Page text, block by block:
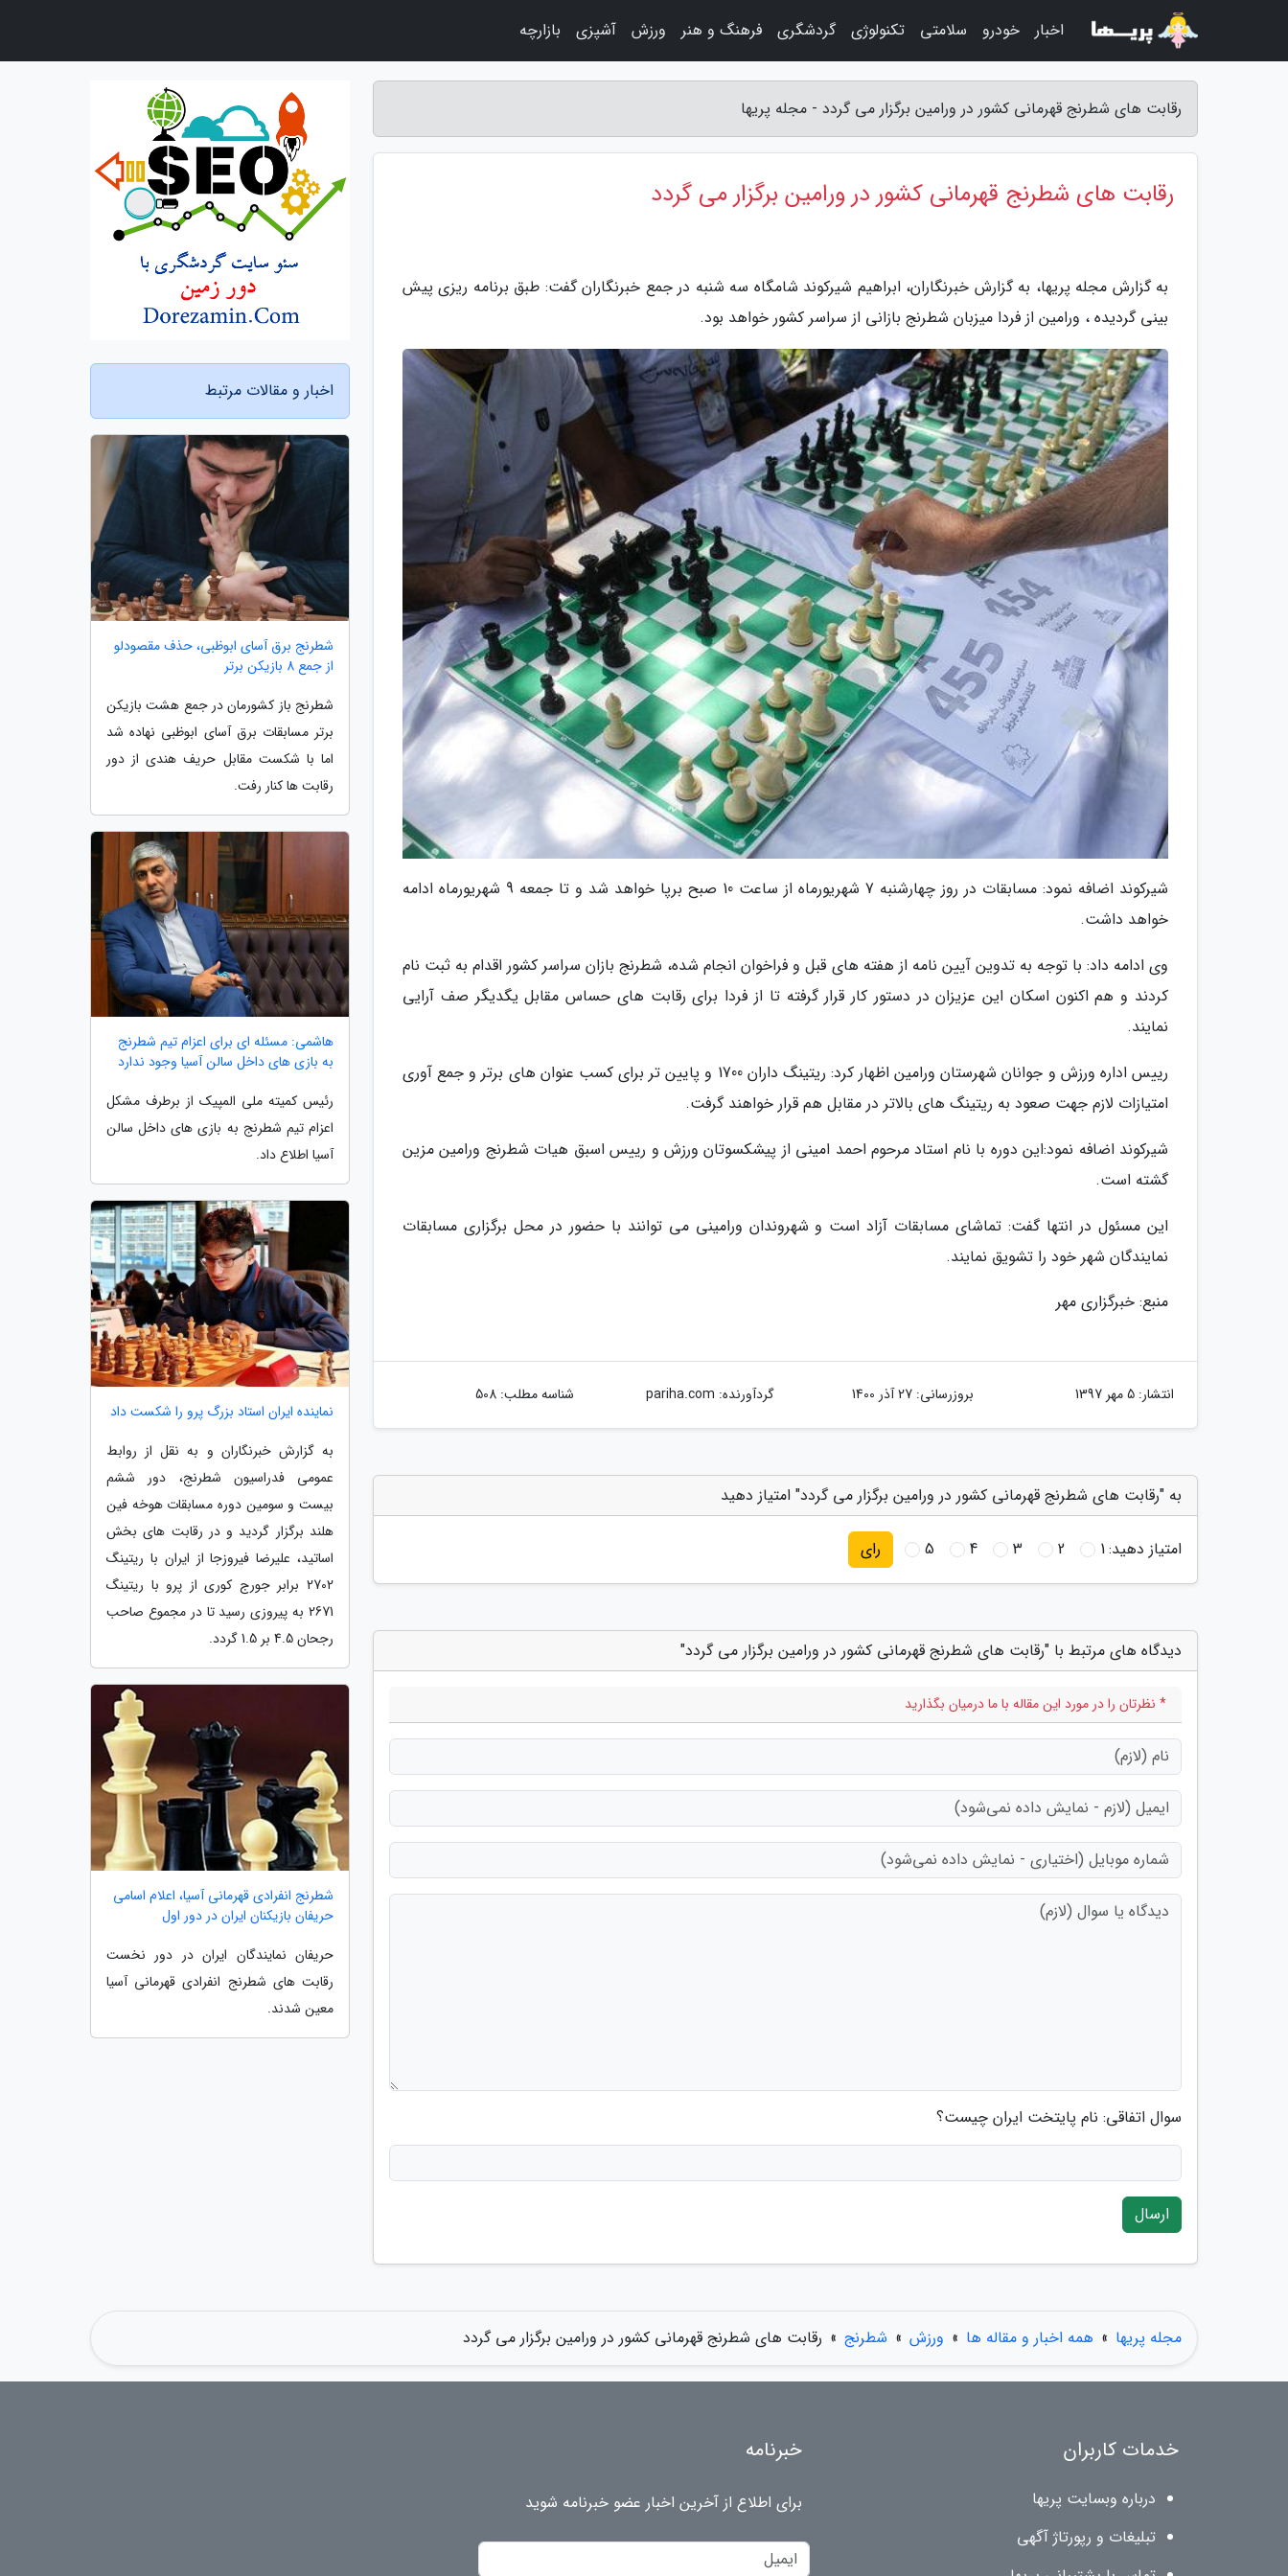
رقابت های شطرنج قهرمانی کشور در ورامین برگزار می گردد - مجله پریها
رقابت های شطرنج قهرمانی کشور در ورامین برگزار می گردد
به گزارش مجله پریها، به گزارش خبرنگاران، ابراهیم شیرکوند شامگاه سه شنبه در جمع خبرنگاران گفت: طبق برنامه ریزی پیش
بینی گردیده ، ورامین از فردا میزبان شطرنج بازانی از سراسر کشور خواهد بود.
شیرکوند اضافه نمود: مسابقات در روز چهارشنبه 7 شهریورماه از ساعت 10 صبح برپا خواهد شد و تا جمعه 9 شهریورماه ادامه
خواهد داشت.
وی ادامه داد: با توجه به تدوین آیین نامه از هفته های قبل و فراخوان انجام شده، شطرنج بازان سراسر کشور اقدام به ثبت نام
کردند و هم اکنون اسکان این عزیزان در دستور کار قرار گرفته تا از فردا برای رقابت های حساس مقابل یگدیگر صف آرایی
نمایند.
رییس اداره ورزش و جوانان شهرستان ورامین اظهار کرد: ریتینگ داران 1700 و پایین تر برای کسب عنوان های برتر و جمع آوری
امتیازات لازم جهت صعود به ریتینگ های بالاتر در مقابل هم قرار خواهند گرفت.
شیرکوند اضافه نمود:این دوره با نام استاد مرحوم احمد امینی از پیشکسوتان ورزش و رییس اسبق هیات شطرنج ورامین مزین
گشته است.
این مسئول در انتها گفت: تماشای مسابقات آزاد است و شهروندان ورامینی می توانند با حضور در محل برگزاری مسابقات
نمایندگان شهر خود را تشویق نمایند.
منبع: خبرگزاری مهر
انتشار: 5 مهر 1397 بروزرسانی: 27 آذر 1400 گردآورنده: pariha.com شناسه مطلب: 508
به "رقابت های شطرنج قهرمانی کشور در ورامین برگزار می گردد" امتیاز دهید
امتیاز دهید:1
2
3
4
5 رای
دیدگاه های مرتبط با "رقابت های شطرنج قهرمانی کشور در ورامین برگزار می گردد"
* نظرتان را در مورد این مقاله با ما درمیان بگذارید
سوال اتفاقی: نام پایتخت ایران چیست؟
ارسال
اخبار و مقالات مرتبط
شطرنج برق آسای ابوظبی، حذف مقصودلو
از جمع 8 بازیکن برتر
شطرنج باز کشورمان در جمع هشت بازیکن
برتر مسابقات برق آسای ابوظبی نهاده شد
اما با شکست مقابل حریف هندی از دور
رقابت ها کنار رفت.
هاشمی: مسئله ای برای اعزام تیم شطرنج
به بازی های داخل سالن آسیا وجود ندارد
رئیس کمیته ملی المپیک از برطرف مشکل
اعزام تیم شطرنج به بازی های داخل سالن
آسیا اطلاع داد.
نماینده ایران استاد بزرگ پرو را شکست داد
به گزارش خبرنگاران و به نقل از روابط
عمومی فدراسیون شطرنج، دور ششم
بیست و سومین دوره مسابقات هوخه فین
هلند برگزار گردید و در رقابت های بخش
اساتید، علیرضا فیروزجا از ایران با ریتینگ
2702 برابر جورج کوری از پرو با ریتینگ
2671 به پیروزی رسید تا در مجموع صاحب
رجحان 4.5 بر 1.5 گردد.
شطرنج انفرادی قهرمانی آسیا، اعلام اسامی
حریفان بازیکنان ایران در دور اول
حریفان نمایندگان ایران در دور نخست
رقابت های شطرنج انفرادی قهرمانی آسیا
معین شدند.
مجله پریها » همه اخبار و مقاله ها » ورزش » شطرنج » رقابت های شطرنج قهرمانی کشور در ورامین برگزار می گردد
اخبار خودرو سلامتی تکنولوژی گردشگری فرهنگ و هنر ورزش آشپزی بازارچه
خدمات کاربران
درباره وبسایت پریها
تبلیغات و رپورتاژ آگهی
خبرنامه
برای اطلاع از آخرین اخبار عضو خبرنامه شوید